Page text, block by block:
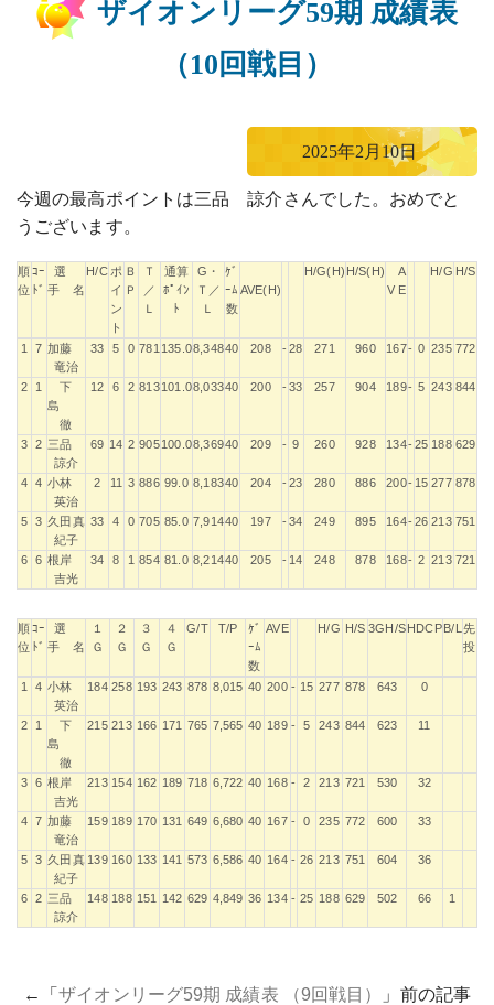
ザイオンリーグ59期 成績表
（10回戦目）
2025年2月10日
今週の最高ポイントは三品 諒介さんでした。おめでと
うございます。
順
位
ｺｰ
ﾄﾞ
選
手 名
H/C ポ
イ
ン
ト
Ｂ
Ｐ
Ｔ
／
Ｌ
通算
ﾎﾟｲﾝ
ﾄ
G・
Ｔ／
Ｌ
ｹﾞ
ｰﾑ
数
AVE(H)
H/G(H) H/S(H)
A
V E
H/G H/S
順
ｺｰ
選
手 名
H/C
ポ
ン
Ｂ
Ｔ
Ｌ
通算
ﾄ
G・
Ｌ
ｹﾞ
数
H/G(H) H/S(H)
A
H/G H/S
1 7 加藤
竜治
33 5 0 781 135.08,34840 208 -28 271 960 167- 0 235 772
2 1
下
島
徹
12 6 2 813101.08,03340 200 -33 257 904 189- 5 243 844
3 2 三品
諒介
69 14 2 905100.08,36940 209 - 9 260 928 134-25 188 629
4 4 小林
英治
2 11 3 886 99.0 8,18340 204 -23 280 886 200- 15 277 878
5 3 久田真
紀子
33 4 0 705 85.0 7,91440 197 -34 249 895 164-26 213 751
6 6 根岸
吉光
34 8 1 854 81.0 8,21440 205 - 14 248 878 168- 2 213 721
順
位
ｺｰ
ﾄﾞ
選
手 名
１
Ｇ
２
Ｇ
３
Ｇ
４
Ｇ
G/T T/P
ｹﾞ
ｰﾑ
数
AVE H/G H/S 3GH/SHDCPB/L 先
投
順
ｺｰ
選
手 名
１
２
３
４
G/T T/P
ｹﾞ
数
AVE H/G H/S 3GH/S HDCP
1 4 小林
英治
184 258 193 243 878 8,015 40 200 - 15 277 878 643 0
2 1
下
島
徹
215 213 166 171 765 7,565 40 189 - 5 243 844 623 11
3 6 根岸
吉光
213 154 162 189 718 6,722 40 168 - 2 213 721 530 32
4 7 加藤
竜治
159 189 170 131 649 6,680 40 167 - 0 235 772 600 33
5 3 久田真
紀子
139 160 133 141 573 6,586 40 164 - 26 213 751 604 36
6 2 三品
諒介
148 188 151 142 629 4,849 36 134 - 25 188 629 502 66 1
←「ザイオンリーグ59期 成績表 （9回戦目）
」前の記事